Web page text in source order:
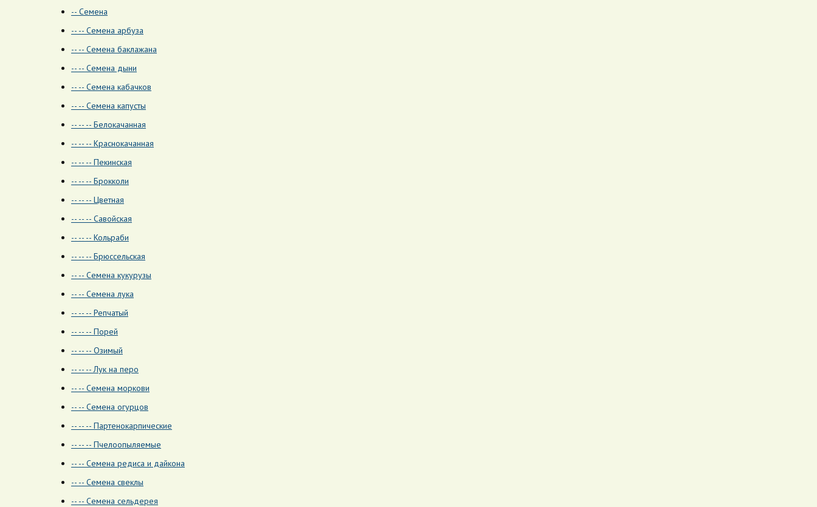
-- Cемена
-- -- Семена арбуза
-- -- Семена баклажана
-- -- Семена дыни
-- -- Семена кабачков
-- -- Семена капусты
-- -- -- Белокачанная
-- -- -- Краснокачанная
-- -- -- Пекинская
-- -- -- Брокколи
-- -- -- Цветная
-- -- -- Савойская
-- -- -- Кольраби
-- -- -- Брюссельская
-- -- Семена кукурузы
-- -- Семена лука
-- -- -- Репчатый
-- -- -- Порей
-- -- -- Озимый
-- -- -- Лук на перо
-- -- Семена моркови
-- -- Семена огурцов
-- -- -- Партенокарпические
-- -- -- Пчелоопыляемые
-- -- Семена редиса и дайкона
-- -- Семена свеклы
-- -- Семена сельдерея